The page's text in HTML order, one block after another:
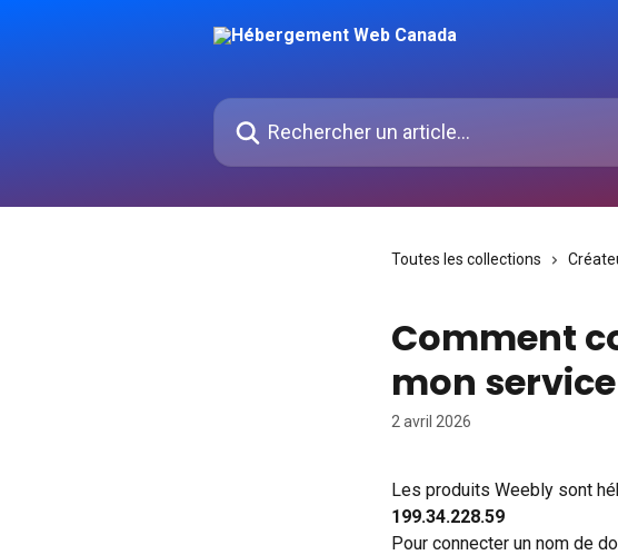
Rechercher un article...
Toutes les collections
Comment
mon
2 avril 2026
Les produits Weebly sont
199.34.228.59
Pour connecter un nom de